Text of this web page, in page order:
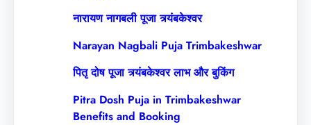
नारायण नागबली पूजा त्र्यंबकेश्वर
Narayan Nagbali Puja Trimbakeshwar
पितृ दोष पूजा त्र्यंबकेश्वर लाभ और बुकिंग
Pitra Dosh Puja in Trimbakeshwar
Benefits and Booking